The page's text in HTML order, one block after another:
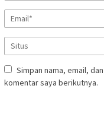
Simpan nama, email,
komentar saya berikutnya.